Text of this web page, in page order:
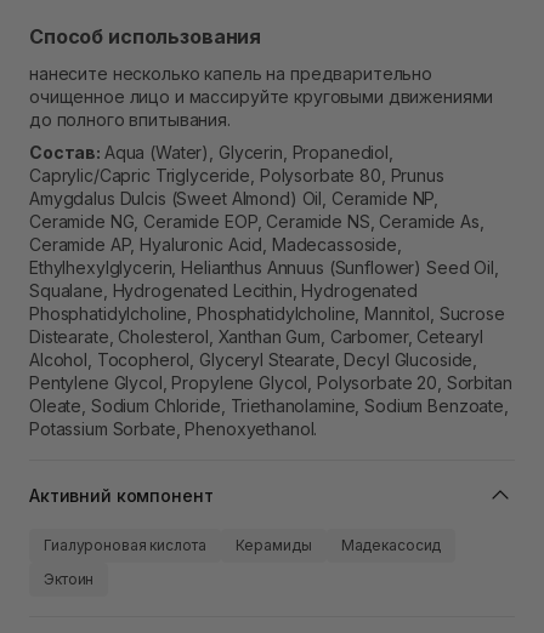
Способ использования
нанесите несколько капель на предварительно
очищенное лицо и массируйте круговыми движениями
до полного впитывания.
Состав: Aqua (Water), Glycerin, Propanediol,
Caprylic/Capric Triglyceride, Polysorbate 80, Prunus
Amygdalus Dulcis (Sweet Almond) Oil, Ceramide NP,
Ceramide NG, Ceramide EOP, Ceramide NS, Ceramide As,
Ceramide AP, Hyaluronic Acid, Madecassoside,
Ethylhexylglycerin, Helianthus Annuus (Sunflower) Seed Oil,
Squalane, Hydrogenated Lecithin, Hydrogenated
Phosphatidylcholine, Phosphatidylcholine, Mannitol, Sucrose
Distearate, Cholesterol, Xanthan Gum, Carbomer, Cetearyl
Alcohol, Tocopherol, Glyceryl Stearate, Decyl Glucoside,
Pentylene Glycol, Propylene Glycol, Polysorbate 20, Sorbitan
Oleate, Sodium Chloride, Triethanolamine, Sodium Benzoate,
Potassium Sorbate, Phenoxyethanol.
Активний компонент
Гиалуроновая кислота Керамиды
Мадекасосид
Эктоин